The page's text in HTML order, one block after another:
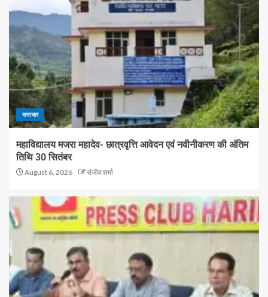
समाचार
महाविद्यालय मजरा महादेव- छात्रवृत्ति आवेदन एवं नवीनीकरण की अंतिम
तिथि 30 सितंबर
August 6, 2026 संजीव शर्मा